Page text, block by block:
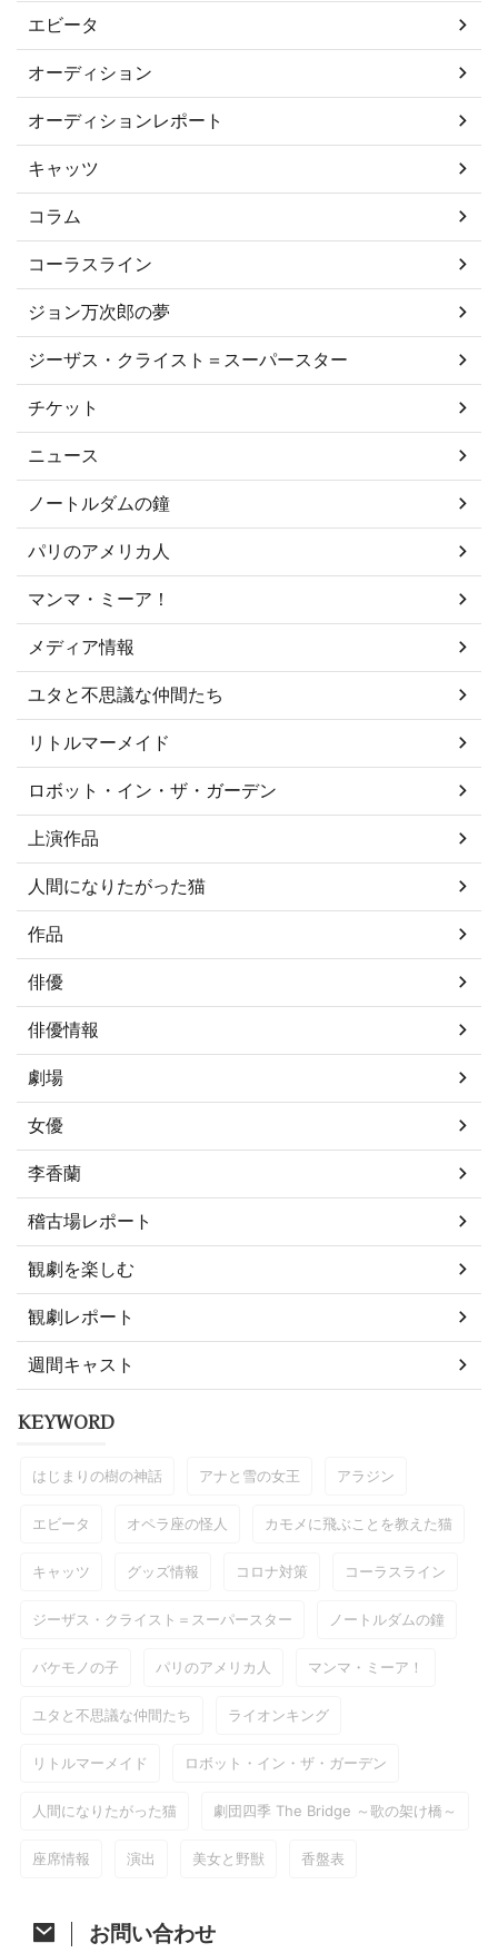
エビータ
オーディション
オーディションレポート
キャッツ
コラム
コーラスライン
ジョン万次郎の夢
ジーザス・クライスト＝スーパースター
チケット
ニュース
ノートルダムの鐘
パリのアメリカ人
マンマ・ミーア！
メディア情報
ユタと不思議な仲間たち
リトルマーメイド
ロボット・イン・ザ・ガーデン
上演作品
人間になりたがった猫
作品
俳優
俳優情報
劇場
女優
李香蘭
稽古場レポート
観劇を楽しむ
観劇レポート
週間キャスト
KEYWORD
はじまりの樹の神話 アナと雪の女王 アラジン
エビータ オペラ座の怪人 カモメに飛ぶことを教えた猫
キャッツ グッズ情報 コロナ対策 コーラスライン
ジーザス・クライスト＝スーパースター ノートルダムの鐘
バケモノの子 パリのアメリカ人 マンマ・ミーア！
ユタと不思議な仲間たち ライオンキング
リトルマーメイド ロボット・イン・ザ・ガーデン
人間になりたがった猫 劇団四季 The Bridge ～歌の架け橋～
座席情報 演出 美女と野獣 香盤表
お問い合わせ